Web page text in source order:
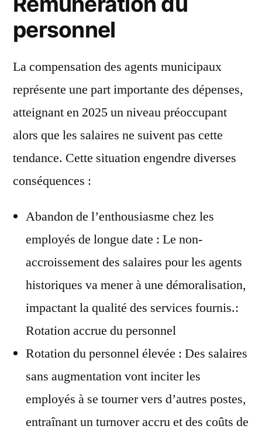
personnel
La compensation des agents municipaux
représente une part importante des dépenses,
atteignant en 2025 un niveau préoccupant
alors que les salaires ne suivent pas cette
tendance. Cette situation engendre diverses
conséquences :
Abandon de l’enthousiasme chez les
employés de longue date : Le non-
accroissement des salaires pour les agents
historiques va mener à une démoralisation,
impactant la qualité des services fournis.:
Rotation accrue du personnel
Rotation du personnel élevée : Des salaires
sans augmentation vont inciter les
employés à se tourner vers d’autres postes,
entraînant un turnover accru et des coûts de